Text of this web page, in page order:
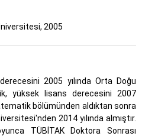
2005
2005 yılında Orta Doğu
yüksek lisans derecesini 2007
bölümünden aldıktan sonra
2014 yılında almıştır.
TÜBİTAK Doktora Sonrası